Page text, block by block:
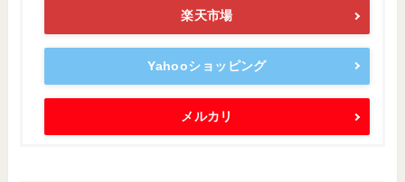
楽天市場
Yahooショッピング
メルカリ